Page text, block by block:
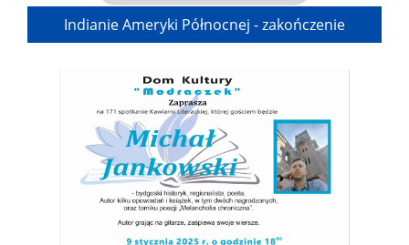
Indianie Ameryki Północnej - zakończenie